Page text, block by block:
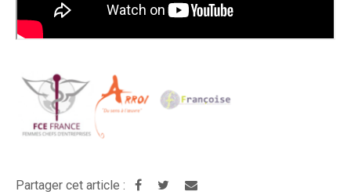
Partager cet article :